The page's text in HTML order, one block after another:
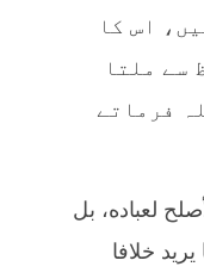
اس کا
سے ملتا
فرماتے
لعباده، بل
خلافا